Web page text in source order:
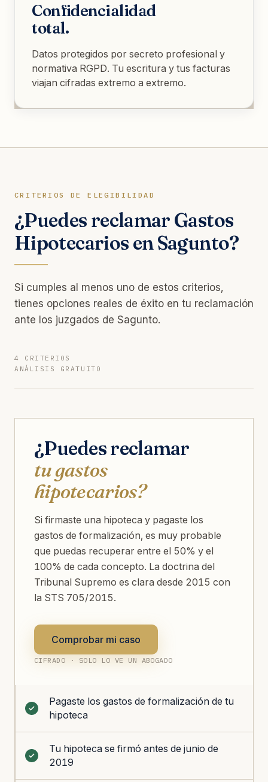
Confidencialidad
total.
Datos protegidos por secreto profesional y
normativa RGPD. Tu escritura y tus facturas
viajan cifradas extremo a extremo.
CRITERIOS DE ELEGIBILIDAD
¿Puedes reclamar Gastos
Hipotecarios en Sagunto?
Si cumples al menos uno de estos criterios,
tienes opciones reales de éxito en tu reclamación
ante los juzgados de Sagunto.
4 CRITERIOS
ANÁLISIS GRATUITO
¿Puedes reclamar
tu gastos
hipotecarios?
Si firmaste una hipoteca y pagaste los
gastos de formalización, es muy probable
que puedas recuperar entre el 50% y el
100% de cada concepto. La doctrina del
Tribunal Supremo es clara desde 2015 con
la STS 705/2015.
Comprobar mi caso
CIFRADO · SOLO LO VE UN ABOGADO
Pagaste los gastos de formalización de tu
hipoteca
Tu hipoteca se firmó antes de junio de
2019